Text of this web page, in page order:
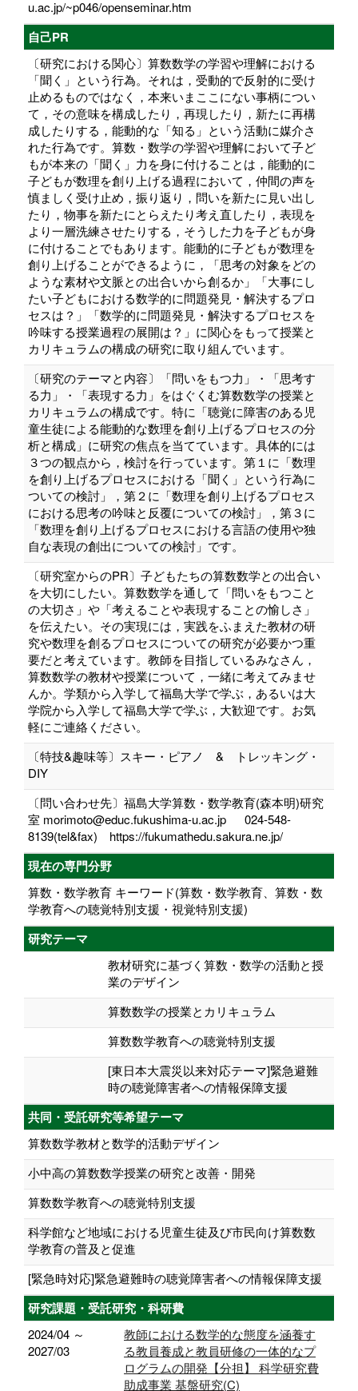
u.ac.jp/~p046/openseminar.htm
自己PR
〔研究における関心〕算数数学の学習や理解における
「聞く」という行為。それは，受動的で反射的に受け
止めるものではなく，本来いまここにない事柄につい
て，その意味を構成したり，再現したり，新たに再構
成したりする，能動的な「知る」という活動に媒介さ
れた行為です。算数・数学の学習や理解において子ど
もが本来の「聞く」力を身に付けることは，能動的に
子どもが数理を創り上げる過程において，仲間の声を
慎ましく受け止め，振り返り，問いを新たに見い出し
たり，物事を新たにとらえたり考え直したり，表現を
より一層洗練させたりする，そうした力を子どもが身
に付けることでもあります。能動的に子どもが数理を
創り上げることができるように，「思考の対象をどの
ような素材や文脈との出合いから創るか」「大事にし
たい子どもにおける数学的に問題発見・解決するプロ
セスは？」「数学的に問題発見・解決するプロセスを
吟味する授業過程の展開は？」に関心をもって授業と
カリキュラムの構成の研究に取り組んでいます。
〔研究のテーマと内容〕「問いをもつ力」・「思考す
る力」・「表現する力」をはぐくむ算数数学の授業と
カリキュラムの構成です。特に「聴覚に障害のある児
童生徒による能動的な数理を創り上げるプロセスの分
析と構成」に研究の焦点を当てています。具体的には
３つの観点から，検討を行っています。第１に「数理
を創り上げるプロセスにおける「聞く」という行為に
ついての検討」，第２に「数理を創り上げるプロセス
における思考の吟味と反覆についての検討」，第３に
「数理を創り上げるプロセスにおける言語の使用や独
自な表現の創出についての検討」です。
〔研究室からのPR〕子どもたちの算数数学との出合い
を大切にしたい。算数数学を通して「問いをもつこと
の大切さ」や「考えることや表現することの愉しさ」
を伝えたい。その実現には，実践をふまえた教材の研
究や数理を創るプロセスについての研究が必要かつ重
要だと考えています。教師を目指しているみなさん，
算数数学の教材や授業について，一緒に考えてみませ
んか。学類から入学して福島大学で学ぶ，あるいは大
学院から入学して福島大学で学ぶ，大歓迎です。お気
軽にご連絡ください。
〔特技&趣味等〕スキー・ピアノ & トレッキング・
DIY
〔問い合わせ先〕福島大学算数・数学教育(森本明)研究
室 morimoto@educ.fukushima-u.ac.jp 024-548-
8139(tel&fax) https://fukumathedu.sakura.ne.jp/
現在の専門分野
算数・数学教育 キーワード(算数・数学教育、算数・数
学教育への聴覚特別支援・視覚特別支援)
研究テーマ
教材研究に基づく算数・数学の活動と授
業のデザイン
算数数学の授業とカリキュラム
算数数学教育への聴覚特別支援
[東日本大震災以来対応テーマ]緊急避難
時の聴覚障害者への情報保障支援
共同・受託研究等希望テーマ
算数数学教材と数学的活動デザイン
小中高の算数数学授業の研究と改善・開発
算数数学教育への聴覚特別支援
科学館など地域における児童生徒及び市民向け算数数
学教育の普及と促進
[緊急時対応]緊急避難時の聴覚障害者への情報保障支援
研究課題・受託研究・科研費
2024/04 ～
2027/03
教師における数学的な態度を涵養す
る教員養成と教員研修の一体的なプ
ログラムの開発【分担】 科学研究費
助成事業 基盤研究(C)